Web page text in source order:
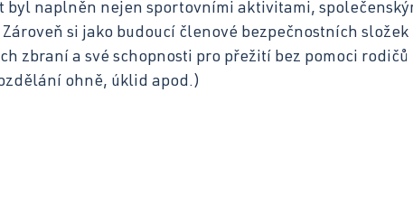
naplněn nejen sportovními aktivitami,
si jako budoucí členové bezpečnostních složek
zbraní a své schopnosti pro přežití bez pomoci rodičů
ohně, úklid apod.)